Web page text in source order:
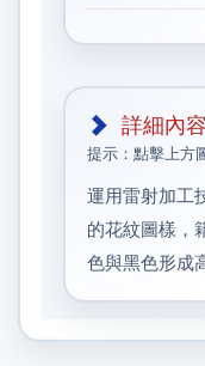
詳細內容
提示：點擊上方
運用雷射加工
的花紋圖樣，
色與黑色形成